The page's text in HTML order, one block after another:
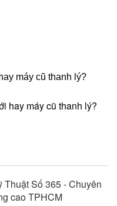
máy cũ thanh lý?
hay máy cũ thanh lý?